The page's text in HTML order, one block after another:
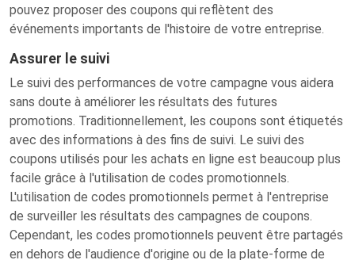
pouvez proposer des coupons qui reflètent des
événements importants de l'histoire de votre entreprise.
Assurer le suivi
Le suivi des performances de votre campagne vous aidera
sans doute à améliorer les résultats des futures
promotions. Traditionnellement, les coupons sont étiquetés
avec des informations à des fins de suivi. Le suivi des
coupons utilisés pour les achats en ligne est beaucoup plus
facile grâce à l'utilisation de codes promotionnels.
L'utilisation de codes promotionnels permet à l'entreprise
de surveiller les résultats des campagnes de coupons.
Cependant, les codes promotionnels peuvent être partagés
en dehors de l'audience d'origine ou de la plate-forme de